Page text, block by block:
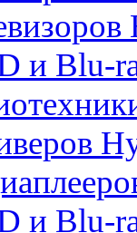
и Blu-
и Blu-